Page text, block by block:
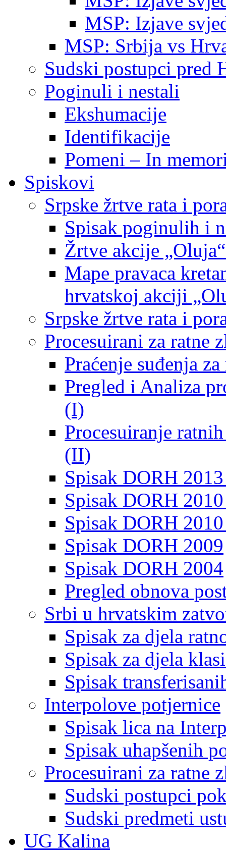
MSP: Izjave
MSP: Srbija vs
Sudski postupci pred
Poginuli i nestali
Ekshumacije
Identifikacije
Pomeni – In
Spiskovi
Srpske žrtve rata i
Spisak poginulih i
Žrtve akcije
Mape pravaca
hrvatskoj akciji
Srpske žrtve rata i
Procesuirani za ratne
Praćenje suđenja
Pregled i Analiza
(I)
Procesuiranje
(II)
Spisak DORH
Spisak DORH
Spisak DORH
Spisak DORH 2009
Spisak DORH 2004
Pregled obnova
Srbi u hrvatskim
Spisak za djela
Spisak za djela
Spisak
Interpolove potjernice
Spisak lica na
Spisak uhapšenih
Procesuirani za ratne
Sudski postupci
Sudski predmeti
UG Kalina